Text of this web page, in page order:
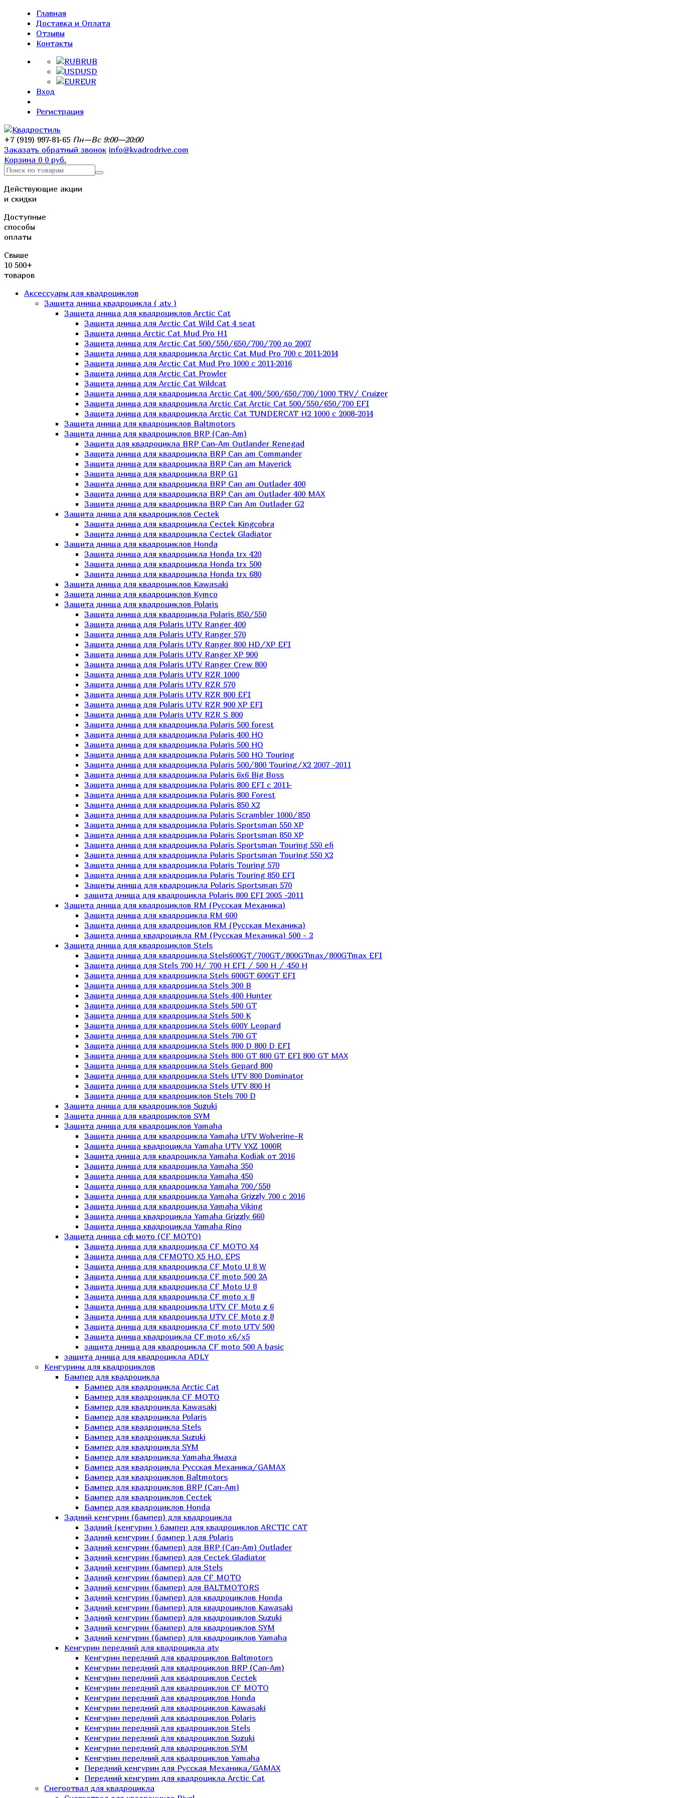
Главная
Доставка и Оплата
Отзывы
Контакты
RUB
USD
EUR
Вход
Регистрация
+7 (919) 997-81-65 Пн—Вс 9:00—20:00
Заказать обратный звонок info@kvadrodrive.com
Корзина 0 0 руб.
Действующие акции
и скидки
Доступные
способы
оплаты
Свыше
10 500+
товаров
Аксессуары для квадроциклов
Защита днища квадроцикла ( atv )
Защита днища для квадроциклов Arctic Cat
Защита днища для Arctic Cat Wild Cat 4 seat
Защита днища Arctic Cat Mud Pro H1
Защита днища для Arctic Cat 500/550/650/700/700 до 2007
Защита днища для квадроцикла Arctic Cat Mud Pro 700 с 2011-2014
Защита днища для Arctic Cat Mud Pro 1000 c 2011-2016
Защита днища для Arctic Cat Prowler
Защита днища для Arctic Cat Wildcat
Защита днища для квадроцикла Arctic Cat 400/500/650/700/1000 TRV/ Cruizer
Защита днища для квадроцикла Arctic Cat Arctic Cat 500/550/650/700 EFI
Защита днища для квадроцикла Arctic Cat TUNDERCAT H2 1000 c 2008-2014
Защита днища для квадроциклов Baltmotors
Защита днища для квадроциклов BRP (Can-Am)
Защита для квадроцикла BRP Can-Am Outlander Renegad
Защита днища для квадроцикла BRP Can am Commander
Защита днища для квадроцикла BRP Can am Maverick
Защита днища для квадроцикла BRP G1
Защита днища для квадроцикла BRP Can am Outlader 400
Защита днища для квадроцикла BRP Can am Outlader 400 MAX
Защита днища для квадроцикла BRP Can Аm Outlader G2
Защита днища для квадроциклов Cectek
Защита днища для квадроцикла Cectek Kingcobra
Защита днища для квадроцикла Cectek Gladiator
Защита днища для квадроциклов Honda
Защита днища для квадроцикла Honda trx 420
Защита днища для квадроцикла Honda trx 500
Защита днища для квадроцикла Honda trx 680
Защита днища для квадроциклов Kawasaki
Защита днища для квадроциклов Kymco
Защита днища для квадроциклов Polaris
Защита днища для квадроцикла Polaris 850/550
Защита днища для Polaris UTV Ranger 400
Защита днища для Polaris UTV Ranger 570
Защита днища для Polaris UTV Ranger 800 HD/XP EFI
Защита днища для Polaris UTV Ranger XP 900
Защита днища для Polaris UTV Ranger Сrew 800
Защита днища для Polaris UTV RZR 1000
Защита днища для Polaris UTV RZR 570
Защита днища для Polaris UTV RZR 800 EFI
Защита днища для Polaris UTV RZR 900 XP EFI
Защита днища для Polaris UTV RZR S 800
Защита днища для квадроцикла Polaris 500 forest
Защита днища для квадроцикла Polaris 400 HO
Защита днища для квадроцикла Polaris 500 HO
Защита днища для квадроцикла Polaris 500 HO Touring
Защита днища для квадроцикла Polaris 500/800 Touring/X2 2007 -2011
Защита днища для квадроцикла Polaris 6х6 Big Boss
Защита днища для квадроцикла Polaris 800 EFI с 2011-
Защита днища для квадроцикла Polaris 800 Forest
Защита днища для квадроцикла Polaris 850 X2
Защита днища для квадроцикла Polaris Scrambler 1000/850
Защита днища для квадроцикла Polaris Sportsman 550 XP
Защита днища для квадроцикла Polaris Sportsman 850 XP
Защита днища для квадроцикла Polaris Sportsman Touring 550 efi
Защита днища для квадроцикла Polaris Sportsman Touring 550 X2
Защита днища для квадроцикла Polaris Touring 570
Защита днища для квадроцикла Polaris Touring 850 EFI
Защиты днища для квадроцикла Polaris Sportsman 570
защита днища для квадроцикла Polaris 800 EFI 2005 -2011
Защита днища для квадроциклов RM (Русская Механика)
Защита днища для квадроцикла RM 600
Защита днища для квадроциклов RM (Русская Механика)
Защита днища квадроцикла RM (Русская Механика) 500 - 2
Защита днища для квадроциклов Stels
Защита днища для квадроцикла Stels600GT/700GT/800GTmax/800GTmax EFI
Защита днища для Stels 700 H/ 700 H EFI / 500 H / 450 H
Защита днища для квадроцикла Stels 600GT 600GT EFI
Защита днища для квадроцикла Stels 300 B
Защита днища для квадроцикла Stels 400 Hunter
Защита днища для квадроцикла Stels 500 GT
Защита днища для квадроцикла Stels 500 K
Защита днища для квадроцикла Stels 600Y Leopard
Защита днища для квадроцикла Stels 700 GT
Защита днища для квадроцикла Stels 800 D 800 D EFI
Защита днища для квадроцикла Stels 800 GT 800 GT EFI 800 GT MAX
Защита днища для квадроцикла Stels Gepard 800
Защита днища для квадроцикла Stels UTV 800 Dominator
Защита днища для квадроцикла Stels UTV 800 H
Защита днища для квадроциклов Stels 700 D
Защита днища для квадроциклов Suzuki
Защита днища для квадроциклов SYM
Защита днища для квадроциклов Yamaha
Защита днища для квадроцикла Yamaha UTV Wolverine-R
Защита днища квадроцикла Yamaha UTV YXZ 1000R
Зашита днища для квадроцикла Yamaha Kodiak от 2016
Защита днища для квадроцикла Yamaha 350
Защита днища для квадроцикла Yamaha 450
Защита днища для квадроцикла Yamaha 700/550
Защита днища для квадроцикла Yamaha Grizzly 700 с 2016
Защита днища для квадроцикла Yamaha Viking
Защита днища квадроцикла Yamaha Grizzly 660
Защита днища квадроцикла Yamaha Rino
Защита днища сф мото (CF MOTO)
Защита днища для квадроцикла CF MOTO X4
Защита днища для CFMOTO X5 H.O. EPS
Защита днища для квадроцикла CF Moto U 8 W
Защита днища для квадроцикла CF moto 500 2A
Защита днища для квадроцикла CF Moto U 8
Защита днища для квадроцикла CF moto x 8
Защита днища для квадроцикла UTV CF Moto z 6
Защита днища для квадроцикла UTV CF Moto z 8
Защита днища для квадроцикла СF moto UTV 500
Защита днища квадроцикла СF moto x6/x5
защита днища для квадроцикла CF moto 500 A basic
защита днища для квадроцикла ADLY
Кенгурины для квадроциклов
Бампер для квадроцикла
Бампер для квадроцикла Arctic Cat
Бампер для квадроцикла CF MOTO
Бампер для квадроцикла Kawasaki
Бампер для квадроцикла Polaris
Бампер для квадроцикла Stels
Бампер для квадроцикла Suzuki
Бампер для квадроцикла SYM
Бампер для квадроцикла Yamaha Ямаха
Бампер для квадроцикла Русская Механика/GAMAX
Бампер для квадроциклов Baltmotors
Бампер для квадроциклов BRP (Can-Am)
Бампер для квадроциклов Cectek
Бампер для квадроциклов Honda
Задний кенгурин (бампер) для квадроцикла
Задний (кенгурин ) бампер для квадроциклов ARCTIC CAT
Задний кенгурин ( бампер ) для Polaris
Задний кенгурин (бампер) для BRP (Can-Am) Outlader
Задний кенгурин (бампер) для Cectek Gladiator
Задний кенгурин (бампер) для Stels
Задний кенгурин (бампер) для СF MOTO
Задний кенгурин (бампер) для BALTMOTORS
Задний кенгурин (бампер) для квадроциклов Honda
Задний кенгурин (бампер) для квадроциклов Kawasaki
Задний кенгурин (бампер) для квадроциклов Suzuki
Задний кенгурин (бампер) для квадроциклов SYM
Задний кенгурин (бампер) для квадроциклов Yamaha
Кенгурин передний для квадроцикла atv
Кенгурин передний для квадроциклов Baltmotors
Кенгурин передний для квадроциклов BRP (Can-Am)
Кенгурин передний для квадроциклов Cectek
Кенгурин передний для квадроциклов CF MOTO
Кенгурин передний для квадроциклов Honda
Кенгурин передний для квадроциклов Kawasaki
Кенгурин передний для квадроциклов Polaris
Кенгурин передний для квадроциклов Stels
Кенгурин передний для квадроциклов Suzuki
Кенгурин передний для квадроциклов SYM
Кенгурин передний для квадроциклов Yamaha
Передний кенгурин для Русская Механика/GAMAX
Передний кенгурин для квадроцикла Arctic Cat
Снегоотвал для квадроцикла